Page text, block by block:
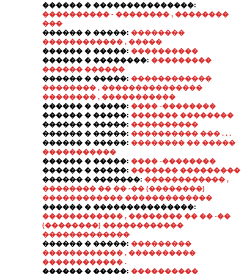
������ � ���������������:
���������� - �������� , ��������
���
������ � �����: ��������
������������ , �����
������ � �����: ����������
������ � ��������: ���������
������ ������
������ � �����: ������������
�������� , ���������������
�������� , �����������
������ � �����: ���� -��������
������ � �����: ������� ��������
������ � �����: ����������
������ � �����: ���������� ��� . . .
������ � �����: �������� �� �����
�����������
������ � �����: ���� -��������
������ � �����: ������� ���������
������ � �������: ������������ ,
�������� �� �� -�� (��������)
������������ �������������
������ � ���������������:
������������ , �������� �� �� -��
(��������) ������������
�������������
������ � �����: ���������
������������ , ����������
������������ .
������ � �����: ����������